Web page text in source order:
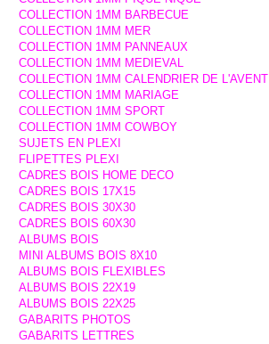
COLLECTION 1MM BARBECUE
COLLECTION 1MM MER
COLLECTION 1MM PANNEAUX
COLLECTION 1MM MEDIEVAL
COLLECTION 1MM CALENDRIER DE L'AVENT
COLLECTION 1MM MARIAGE
COLLECTION 1MM SPORT
COLLECTION 1MM COWBOY
SUJETS EN PLEXI
FLIPETTES PLEXI
CADRES BOIS HOME DECO
CADRES BOIS 17X15
CADRES BOIS 30X30
CADRES BOIS 60X30
ALBUMS BOIS
MINI ALBUMS BOIS 8X10
ALBUMS BOIS FLEXIBLES
ALBUMS BOIS 22X19
ALBUMS BOIS 22X25
GABARITS PHOTOS
GABARITS LETTRES